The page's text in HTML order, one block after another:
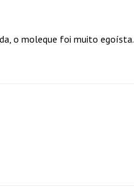
o moleque foi muito egoísta.